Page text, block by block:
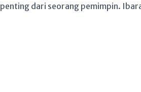
penting dari seorang pemimpin.